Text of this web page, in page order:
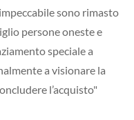
sono rimasto
persone oneste e
speciale a
a visionare la
l’acquisto"